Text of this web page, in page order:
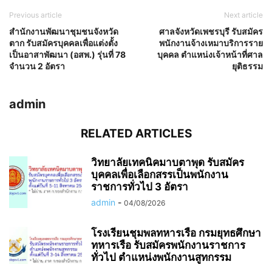
Previous article
สำนักงานพัฒนาชุมชนจังหวัด
ตาก รับสมัครบุคคลเพื่อแต่งตั้ง
เป็นอาสาพัฒนา (อสพ.) รุ่นที่ 78
จำนวน 2 อัตรา
Next article
ศาลจังหวัดเพชรบุรี รับสมัคร
พนักงานจ้างเหมาบริการราย
บุคคล ตำแหน่งเจ้าหน้าที่ศาล
ยุติธรรม
admin
RELATED ARTICLES
วิทยาลัยเทคนิคมาบตาพุด รับสมัคร
บุคคลเพื่อเลือกสรรเป็นพนักงาน
ราชการทั่วไป 3 อัตรา
admin - 04/08/2026
โรงเรียนชุมพลทหารเรือ กรมยุทธศึกษา
ทหารเรือ รับสมัครพนักงานราชการ
ทั่วไป ตำแหน่งพนักงานสูทกรรม